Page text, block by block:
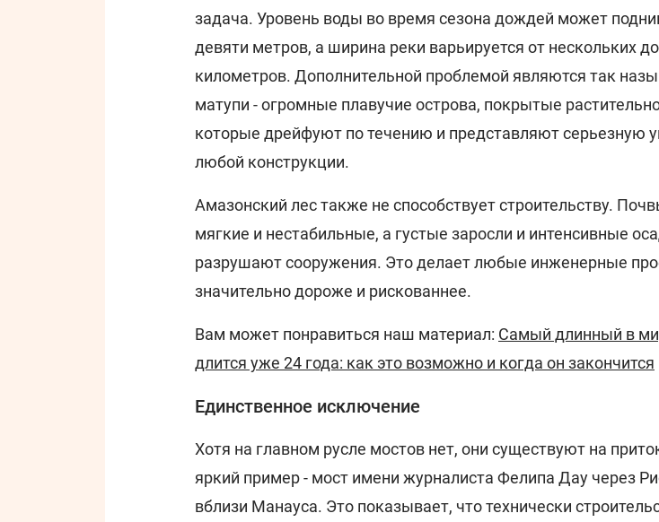
задача. Уровень воды во время сезона дождей может
девяти метров, а ширина реки варьируется от нескольких
километров. Дополнительной проблемой являются так
матупи - огромные плавучие острова, покрытые
которые дрейфуют по течению и представляют серьезную
любой конструкции.
Амазонский лес также не способствует строительству.
мягкие и нестабильные, а густые заросли и интенсивные
разрушают сооружения. Это делает любые инженерные
значительно дороже и рискованнее.
Вам может понравиться наш материал: Самый длинный в
длится уже 24 года: как это возможно и когда он закончится
Единственное исключение
Хотя на главном русле мостов нет, они существуют на
яркий пример - мост имени журналиста Фелипа Дау через
вблизи Манауса. Это показывает, что технически